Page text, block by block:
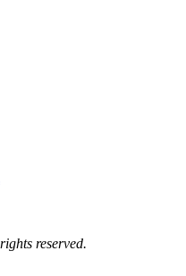
reserved.